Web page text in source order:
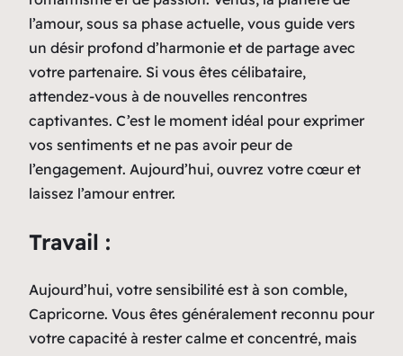
l’amour, sous sa phase actuelle, vous guide vers
un désir profond d’harmonie et de partage avec
votre partenaire. Si vous êtes célibataire,
attendez-vous à de nouvelles rencontres
captivantes. C’est le moment idéal pour exprimer
vos sentiments et ne pas avoir peur de
l’engagement. Aujourd’hui, ouvrez votre cœur et
laissez l’amour entrer.
Travail :
Aujourd’hui, votre sensibilité est à son comble,
Capricorne. Vous êtes généralement reconnu pour
votre capacité à rester calme et concentré, mais